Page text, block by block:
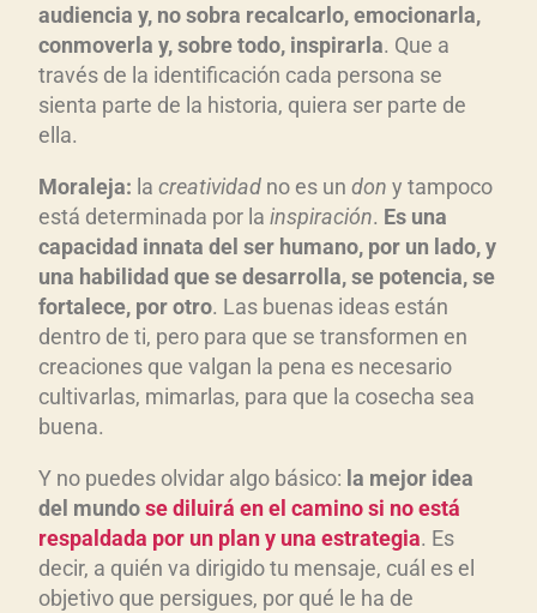
audiencia y, no sobra recalcarlo, emocionarla,
conmoverla y, sobre todo, inspirarla. Que a
través de la identificación cada persona se
sienta parte de la historia, quiera ser parte de
ella.
Moraleja: la creatividad no es un don y tampoco
está determinada por la inspiración. Es una
capacidad innata del ser humano, por un lado, y
una habilidad que se desarrolla, se potencia, se
fortalece, por otro. Las buenas ideas están
dentro de ti, pero para que se transformen en
creaciones que valgan la pena es necesario
cultivarlas, mimarlas, para que la cosecha sea
buena.
Y no puedes olvidar algo básico: la mejor idea
del mundose diluirá en el camino si no está
respaldada por un plan y una estrategia. Es
decir, a quién va dirigido tu mensaje, cuál es el
objetivo que persigues, por qué le ha de